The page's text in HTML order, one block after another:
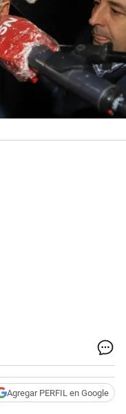
Agregar PERFIL en Google